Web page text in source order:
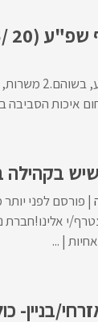
(20 /25)
איכות הסביבה
בקהילה
פורסם לפני
י אלינו!חברת
| ...
בניין-